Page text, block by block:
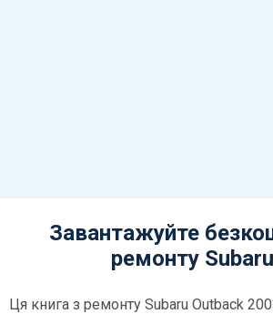
Завантажуйте
ремонту
Ця книга з ремонту Subaru Outback